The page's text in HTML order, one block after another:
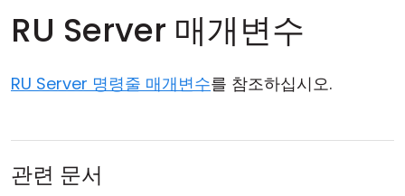
RU Server 매개변수
RU Server 명령줄 매개변수를 참조하십시오.
관련 문서
릴리즈 노트
Active Directory 지원
교육 및 정부
iOS/Android